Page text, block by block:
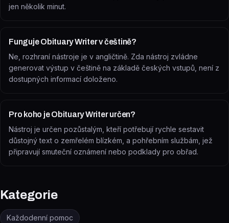
jen několik minut.
Funguje Obituary Writer v češtině?
Ne, rozhraní nástroje je v angličtině. Zda nástroj zvládne
generovat výstup v češtině na základě českých vstupů, není z
dostupných informací doloženo.
Pro koho je Obituary Writer určen?
Nástroj je určen pozůstalým, kteří potřebují rychle sestavit
důstojný text o zemřelém blízkém, a pohřebním službám, jež
připravují smuteční oznámení nebo podklady pro obřad.
Kategorie
Každodenní pomoc